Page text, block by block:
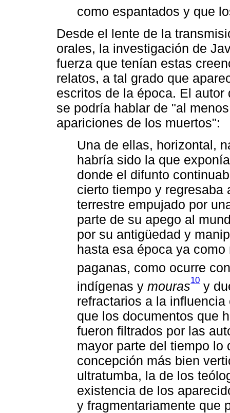
como espantados y que
Desde el lente de la
orales, la investigación de
fuerza que tenían estas
relatos, a tal grado que
escritos de la época. El
se podría hablar de "al
apariciones de los muertos":
Una de ellas, horizontal,
habría sido la que
donde el difunto
cierto tiempo y
terrestre empujado por
parte de su apego al
por su antigüedad y
hasta esa época ya
paganas, como ocurre
indígenas y mouras10 y
refractarios a la
que los documentos que
fueron filtrados por las
mayor parte del tiempo lo
concepción más bien
ultratumba, la de los
existencia de los
y fragmentariamente que